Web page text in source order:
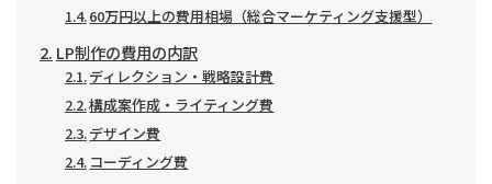
60万円以上の費用相場（総合マーケティング支援型）
LP制作の費用の内訳
ディレクション・戦略設計費
構成案作成・ライティング費
デザイン費
コーディング費